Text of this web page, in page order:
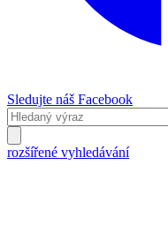
Sledujte náš Facebook
rozšířené vyhledávání